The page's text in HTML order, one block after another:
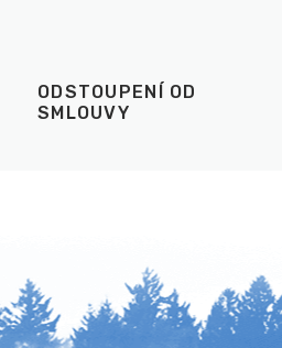
ODSTOUPENÍ OD
SMLOUVY